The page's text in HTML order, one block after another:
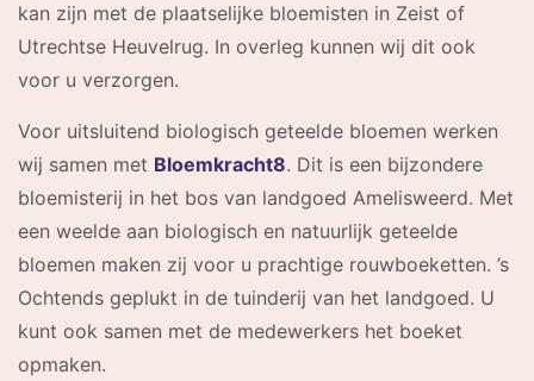
kan zijn met de plaatselijke bloemisten in Zeist of
Utrechtse Heuvelrug. In overleg kunnen wij dit ook
voor u verzorgen.
Voor uitsluitend biologisch geteelde bloemen werken
wij samen met Bloemkracht8. Dit is een bijzondere
bloemisterij in het bos van landgoed Amelisweerd. Met
een weelde aan biologisch en natuurlijk geteelde
bloemen maken zij voor u prachtige rouwboeketten. ’s
Ochtends geplukt in de tuinderij van het landgoed. U
kunt ook samen met de medewerkers het boeket
opmaken.